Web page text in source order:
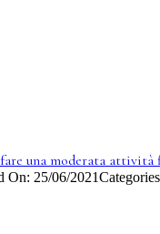
una moderata
On: 25/06/2021